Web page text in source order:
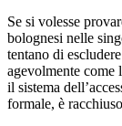
Se si volesse
bolognesi nelle
tentano di
agevolmente come
il sistema
formale, è